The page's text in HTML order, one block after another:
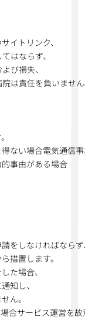
イトリンク、
はならず、
び損失、
は責任を負いませ
ない場合電気通信
事由がある場合
をしなければなら
措置します。
た場合、
知し、
ん。
合サービス運営を